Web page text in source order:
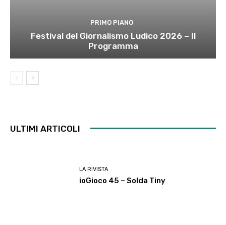
PRIMO PIANO
Festival del Giornalismo Ludico 2026 – Il
Programma
ULTIMI ARTICOLI
LA RIVISTA
ioGioco 45 – Solda Tiny